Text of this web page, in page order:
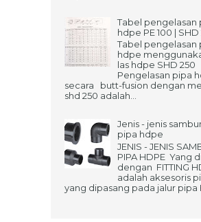
Tabel pengelasan
hdpe PE 100 | SHD
Tabel pengelasan
hdpe
las hdpe SHD 250
Pengelasan pipa
secara butt-fusion dengan
shd 250 adalah...
Jenis - jenis
pipa hdpe
JENIS - JENIS
PIPA HDPE Yang
dengan FITTING
adalah aksesoris
yang dipasang pada jalur pipa